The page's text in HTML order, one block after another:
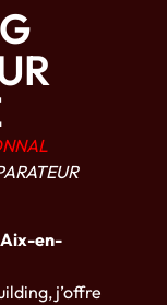
Aix-en-
j’offre